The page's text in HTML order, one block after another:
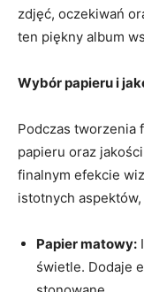
zdjęć, oczekiwań
ten piękny album
Wybór papieru​ i
Podczas tworzenia
papieru oraz
finalnym efekcie
istotnych
Papier matowy:
⁤świetle. Dodaje